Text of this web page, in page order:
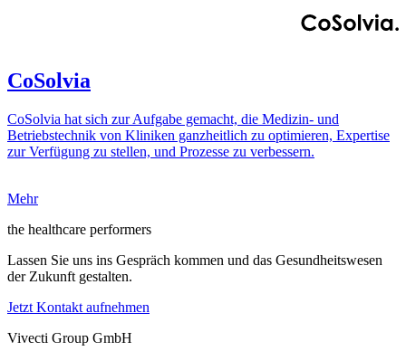
CoSolvia
CoSolvia hat sich zur Aufgabe gemacht, die Medizin- und
Betriebstechnik von Kliniken ganzheitlich zu optimieren, Expertise
zur Verfügung zu stellen, und Prozesse zu verbessern.
Mehr
the healthcare performers
Lassen Sie uns ins Gespräch kommen und das Gesundheitswesen
der Zukunft gestalten.
Jetzt Kontakt aufnehmen
Vivecti Group GmbH